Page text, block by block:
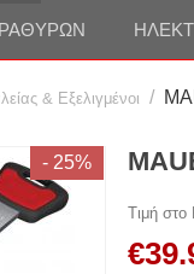
& Εξελιγμένοι /
- 25%
Τιμή
€